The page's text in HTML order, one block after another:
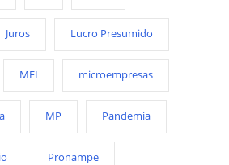
Juros Lucro Presumido
MEI microempresas
MP Pandemia
Pronampe